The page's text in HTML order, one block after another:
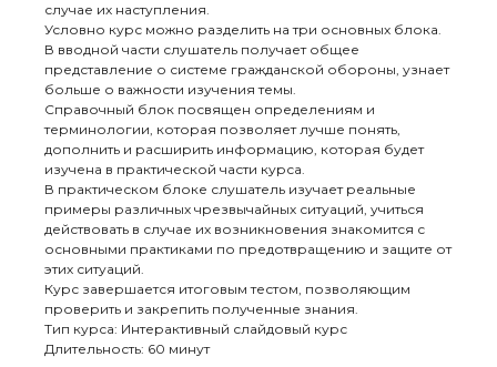
случае их наступления.
Условно курс можно разделить на три основных блока.
В вводной части слушатель получает общее
представление о системе гражданской обороны, узнает
больше о важности изучения темы.
Справочный блок посвящен определениям и
терминологии, которая позволяет лучше понять,
дополнить и расширить информацию, которая будет
изучена в практической части курса.
В практическом блоке слушатель изучает реальные
примеры различных чрезвычайных ситуаций, учиться
действовать в случае их возникновения знакомится с
основными практиками по предотвращению и защите от
этих ситуаций.
Курс завершается итоговым тестом, позволяющим
проверить и закрепить полученные знания.
Тип курса: Интерактивный слайдовый курс
Длительность: 60 минут